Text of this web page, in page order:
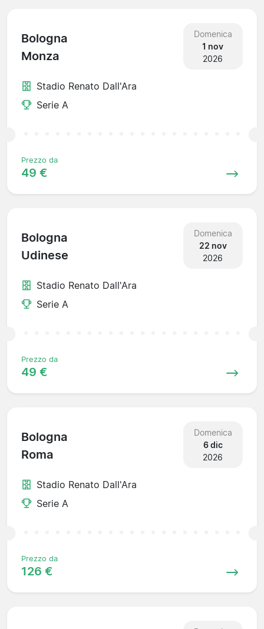
Bologna
Monza
Domenica
1 nov
2026
Stadio Renato Dall'Ara
Serie A
Prezzo da
49 €
Bologna
Udinese
Domenica
22 nov
2026
Stadio Renato Dall'Ara
Serie A
Prezzo da
49 €
Bologna
Roma
Domenica
6 dic
2026
Stadio Renato Dall'Ara
Serie A
Prezzo da
126 €